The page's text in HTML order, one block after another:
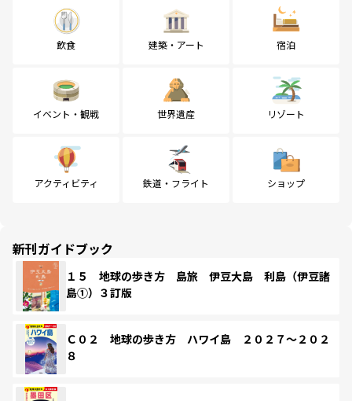
飲食 建築・アート 宿泊
イベント・観戦 世界遺産 リゾート
アクティビティ 鉄道・フライト ショップ
新刊ガイドブック
１５ 地球の歩き方 島旅 伊豆大島 利島（伊豆諸
島①）３訂版
Ｃ０２ 地球の歩き方 ハワイ島 ２０２７～２０２
８